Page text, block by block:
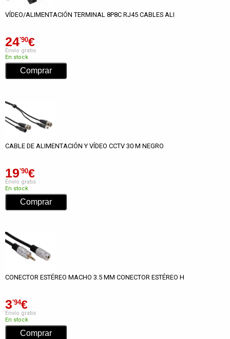
VÍDEO/ALIMENTACIÓN TERMINAL 8P8C RJ45 CABLES ALI
24'90€
Envío gratis
En stock
CABLE DE ALIMENTACIÓN Y VÍDEO CCTV 30 M NEGRO
19'90€
Envío gratis
En stock
CONECTOR ESTÉREO MACHO 3.5 MM CONECTOR ESTÉREO H
3'94€
Envío gratis
En stock